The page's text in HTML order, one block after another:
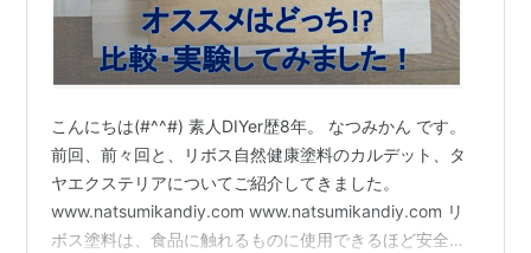
こんにちは(#^^#) 素人DIYer歴8年。 なつみかん です。
前回、前々回と、リボス自然健康塗料のカルデット、タ
ヤエクステリアについてご紹介してきました。
www.natsumikandiy.com www.natsumikandiy.com リ
ボス塗料は、食品に触れるものに使用できるほど安全性